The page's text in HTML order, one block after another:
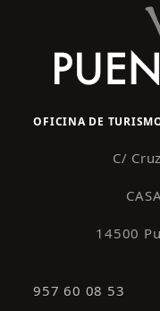
OFICINA DE
C/
14500
957 60 08 53